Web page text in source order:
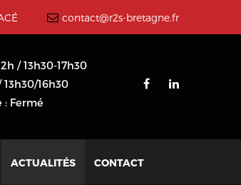
contact@r2s-bretagne.fr
/ 13h30-17h30
16h30
Fermé
ACTUALITÉS CONTACT